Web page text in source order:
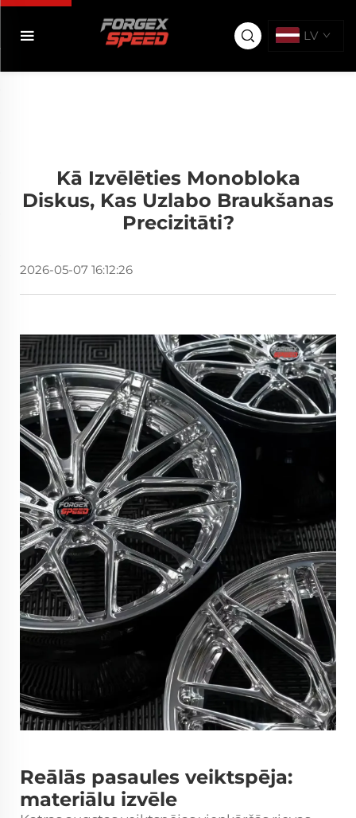
LV
Kā Izvēlēties Monobloka
Diskus, Kas Uzlabo Braukšanas
Precizitāti?
2026-05-07 16:12:26
Reālās pasaules veiktspēja:
materiālu izvēle